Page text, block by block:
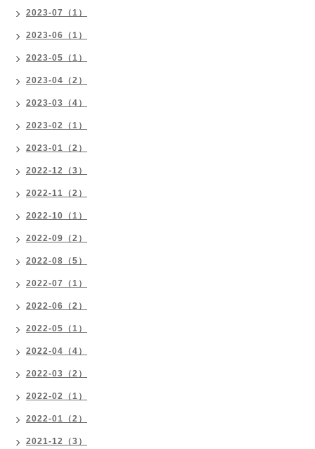
2023-07（1）
2023-06（1）
2023-05（1）
2023-04（2）
2023-03（4）
2023-02（1）
2023-01（2）
2022-12（3）
2022-11（2）
2022-10（1）
2022-09（2）
2022-08（5）
2022-07（1）
2022-06（2）
2022-05（1）
2022-04（4）
2022-03（2）
2022-02（1）
2022-01（2）
2021-12（3）